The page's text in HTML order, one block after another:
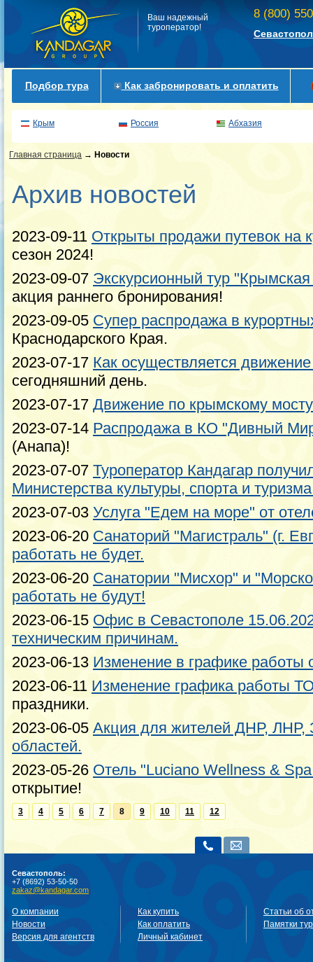
Ваш надежный
туроператор!
8 (800)
Подбор тура Как забронировать и оплатить
Крым Россия Абхазия
Главная страница → Новости
Архив новостей
2023-09-11 Открыты продажи путевок на
сезон 2024!
2023-09-07 Экскурсионный тур
акция раннего бронирования!
2023-09-05 Супер распродажа в
Краснодарского Края.
2023-07-17 Как осуществляется
сегодняшний день.
2023-07-17 Движение по крымскому
2023-07-14 Распродажа в КО "Дивный
(Анапа)!
2023-07-07 Туроператор Кандагар
Министерства культуры, спорта и
2023-07-03 Услуга "Едем на море" от
2023-06-20 Санаторий "Магистраль" (г.
работать не будет.
2023-06-20 Санатории "Мисхор" и
работать не будут!
2023-06-15 Офис в Севастополе
техническим причинам.
2023-06-13 Изменение в графике работы
2023-06-11 Изменение графика работы
праздники.
2023-06-05 Акция для жителей ДНР, ЛНР,
областей.
2023-05-26 Отель "Luciano Wellness &
открытие!
3 4 5 6 7 8 9 10 11 12
Севастополь:
+7 (8692) 53-50-50
zakaz@kandagar.com
О компании
Новости
Версия для агентств
Как купить
Как оплатить
Личный кабинет
Статьи об
Памятки